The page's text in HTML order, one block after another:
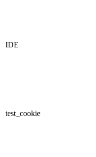
IDE
test_cookie